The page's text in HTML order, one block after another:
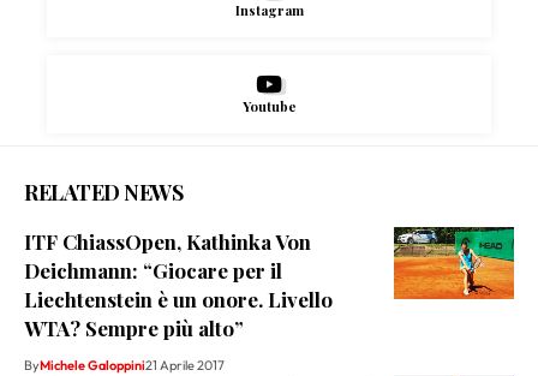
Instagram
Youtube
RELATED NEWS
ITF ChiassOpen, Kathinka Von
Deichmann: “Giocare per il
Liechtenstein è un onore. Livello
WTA? Sempre più alto”
ByMichele Galoppini21 Aprile 2017